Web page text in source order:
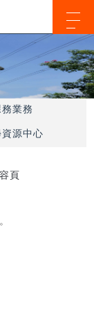
務業務
源中心
頁